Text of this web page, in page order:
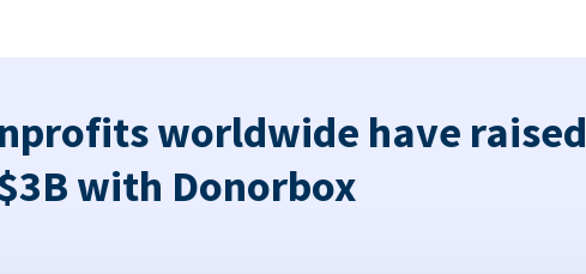
worldwide have raised
with Donorbox